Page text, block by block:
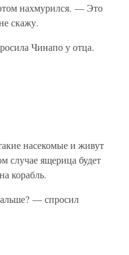
нахмурился. — Это
скажу.
Чинапо у отца.
насекомые и живут
случае ящерица будет
корабль.
— спросил